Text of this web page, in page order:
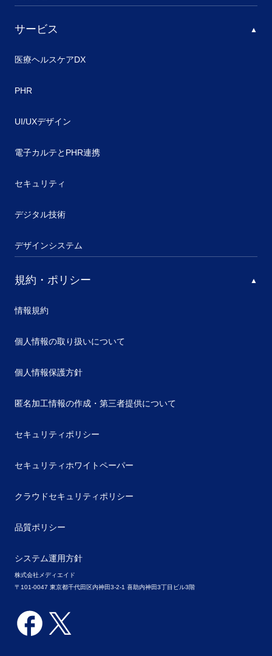
株式会社メディエイド
〒101-0047 東京都千代田区内神田3-2-1 喜助内神田3丁目ビル3階
サービス
医療ヘルスケアDX
PHR
UI/UXデザイン
電子カルテとPHR連携
セキュリティ
デジタル技術
デザインシステム
規約・ポリシー
情報規約
個人情報の取り扱いについて
個人情報保護方針
匿名加工情報の作成・第三者提供について
セキュリティポリシー
セキュリティホワイトペーパー
クラウドセキュリティポリシー
品質ポリシー
システム運用方針